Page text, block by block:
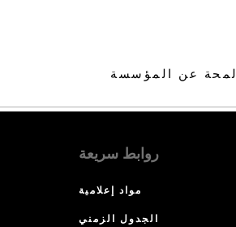
لمحة عن المؤسسة
روابط سريعة
مواد إعلامية
الجدول الزمني